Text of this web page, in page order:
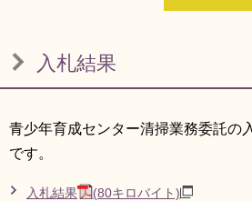
組織
RSS プラ
サイトについて
閉じる
入札結果
青少年育成センター清掃業務委託の
です。​
入札結果 (80キロバイト)